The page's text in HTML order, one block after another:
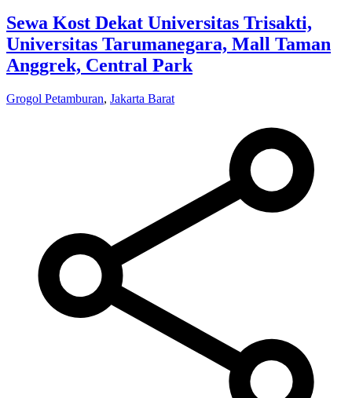
Sewa Kost Dekat Universitas Trisakti,
Universitas Tarumanegara, Mall Taman
Anggrek, Central Park
Grogol Petamburan, Jakarta Barat